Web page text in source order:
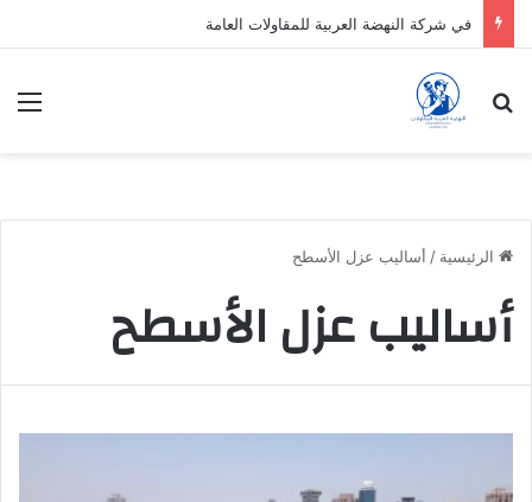
في شركة النهضة العربية للمقاولات العامة
بحث عن
الرئيسية / أساليب عزل الأسطح
أساليب عزل الأسطح